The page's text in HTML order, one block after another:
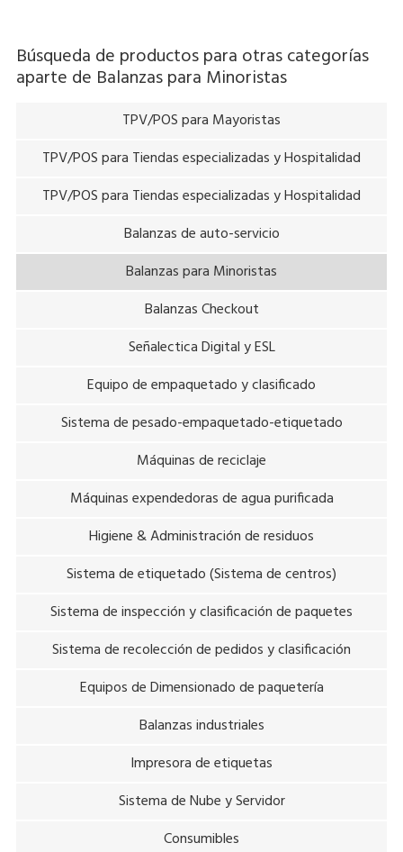
Búsqueda de productos para otras categorías
aparte de Balanzas para Minoristas
TPV/POS para Mayoristas
TPV/POS para Tiendas especializadas y Hospitalidad
TPV/POS para Tiendas especializadas y Hospitalidad
Balanzas de auto-servicio
Balanzas para Minoristas
Balanzas Checkout
Señalectica Digital y ESL
Equipo de empaquetado y clasificado
Sistema de pesado-empaquetado-etiquetado
Máquinas de reciclaje
Máquinas expendedoras de agua purificada
Higiene & Administración de residuos
Sistema de etiquetado (Sistema de centros)
Sistema de inspección y clasificación de paquetes
Sistema de recolección de pedidos y clasificación
Equipos de Dimensionado de paquetería
Balanzas industriales
Impresora de etiquetas
Sistema de Nube y Servidor
Consumibles